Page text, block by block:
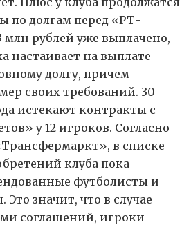
по долгам перед «РТ-
рублей уже выплачено,
настаивает на выплате
долгу, причем
своих требований. 30
истекают контракты с
у 12 игроков. Согласно
в списке
клуба пока
футболисты и
значит, что в случае
соглашений, игроки